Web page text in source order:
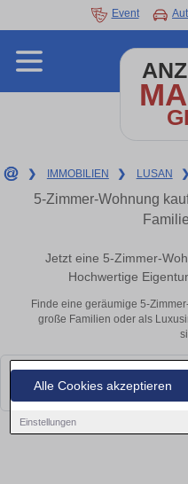
Alle Cookies akzeptieren
Einstellungen
Event
❯ IMMOBILIEN ❯ LUSAN ❯
5-Zimmer-Wohnung
Jetzt eine 5-Zimmer-
Hochwertige
Finde eine geräumige 5-
große Familien oder als
Leider konnten wir derzeit keine
bald wieder vorbei!